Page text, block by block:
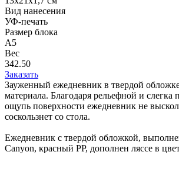
Вид нанесения
УФ-печать
Размер блока
А5
Вес
342.50
Заказать
Зауженный ежедневник в твердой
материала. Благодаря рельефной и слегка
ощупь поверхности ежедневник не
соскользнет со стола.
Ежедневник с твердой обложкой,
Canyon, красный РР, дополнен ляссе в